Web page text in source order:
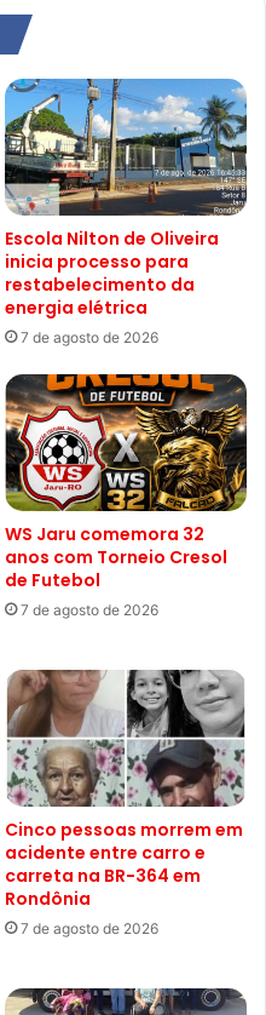
Escola Nilton de Oliveira
inicia processo para
restabelecimento da
energia elétrica
7 de agosto de 2026
WS Jaru comemora 32
anos com Torneio Cresol
de Futebol
7 de agosto de 2026
Cinco pessoas morrem em
acidente entre carro e
carreta na BR-364 em
Rondônia
7 de agosto de 2026